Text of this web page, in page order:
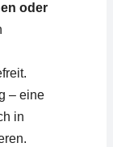
oder
– eine
in